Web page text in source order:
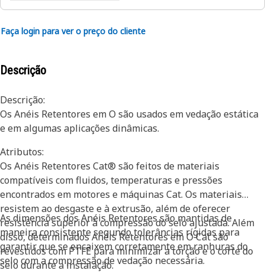
Faça login para ver o preço do cliente
Descrição
Descrição:
Os Anéis Retentores em O são usados em vedação estática
e em algumas aplicações dinâmicas.
Atributos:
Os Anéis Retentores Cat® são feitos de materiais
compatíveis com fluidos, temperaturas e pressões
encontrados em motores e máquinas Cat. Os materiais
resistem ao desgaste e à extrusão, além de oferecer
resistência superior à compressão do selo ajustada. Além
disso, determinados Anéis Retentores em O Cat são
revestidos com PTFE para minimizar a torção e o corte do
selo durante a instalação.
As dimensões dos Anéis Retentores são mantidas de
maneira consistente segundo tolerâncias rígidas para
garantir que se encaixem corretamente em ranhuras do
selo com a compressão de vedação necessária.